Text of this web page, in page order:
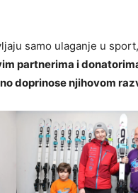
samo ulaganje u
partnerima i
doprinose njihovom